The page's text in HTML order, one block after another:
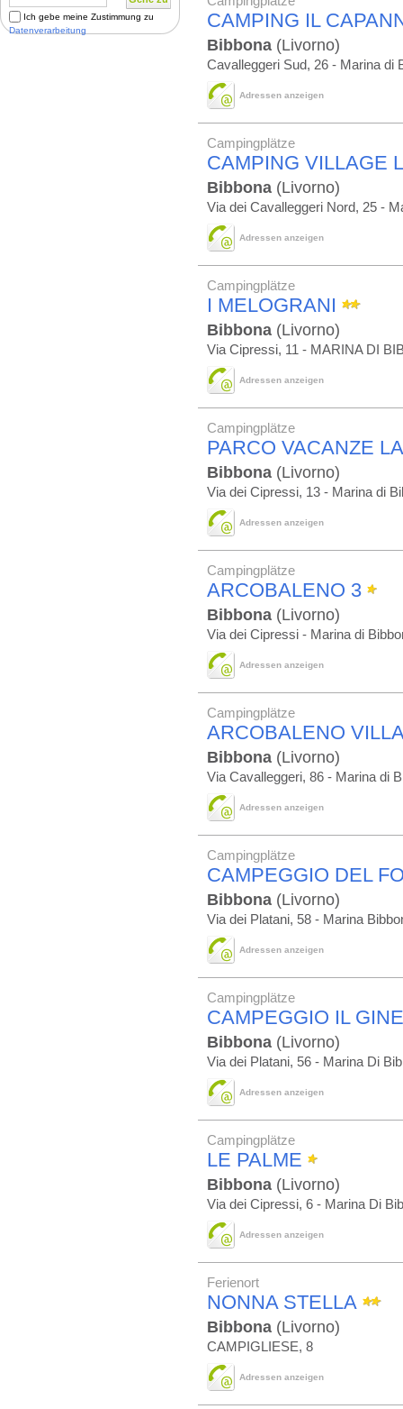
CAMPING IL
Bibbona (Livorno)
Cavalleggeri Sud, 26 - Marina di
Adressen anzeigen
Campingplätze
CAMPING VILLAGE
Bibbona (Livorno)
Via dei Cavalleggeri Nord, 25 -
Adressen anzeigen
Campingplätze
I MELOGRANI
Bibbona (Livorno)
Via Cipressi, 11 - MARINA DI
Adressen anzeigen
Campingplätze
PARCO VACANZE
Bibbona (Livorno)
Via dei Cipressi, 13 - Marina di
Adressen anzeigen
Campingplätze
ARCOBALENO 3
Bibbona (Livorno)
Via dei Cipressi - Marina di
Adressen anzeigen
Campingplätze
ARCOBALENO
Bibbona (Livorno)
Via Cavalleggeri, 86 - Marina di
Adressen anzeigen
Campingplätze
CAMPEGGIO DEL
Bibbona (Livorno)
Via dei Platani, 58 - Marina
Adressen anzeigen
Campingplätze
CAMPEGGIO IL
Bibbona (Livorno)
Via dei Platani, 56 - Marina Di
Adressen anzeigen
Campingplätze
LE PALME
Bibbona (Livorno)
Via dei Cipressi, 6 - Marina Di
Adressen anzeigen
Ferienort
NONNA STELLA
Bibbona (Livorno)
CAMPIGLIESE, 8
Adressen anzeigen
Ich gebe meine Zustimmung zu
Datenverarbeitung